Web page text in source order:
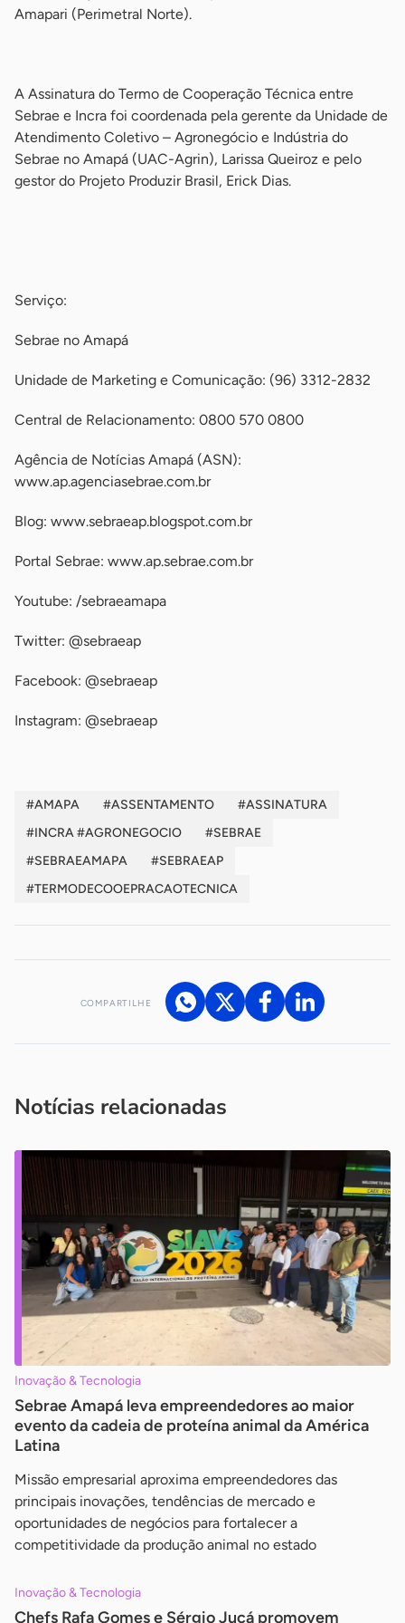
Amapari (Perimetral Norte).
A Assinatura do Termo de Cooperação Técnica entre
Sebrae e Incra foi coordenada pela gerente da Unidade de
Atendimento Coletivo – Agronegócio e Indústria do
Sebrae no Amapá (UAC-Agrin), Larissa Queiroz e pelo
gestor do Projeto Produzir Brasil, Erick Dias.
Serviço:
Sebrae no Amapá
Unidade de Marketing e Comunicação: (96) 3312-2832
Central de Relacionamento: 0800 570 0800
Agência de Notícias Amapá (ASN):
www.ap.agenciasebrae.com.br
Blog: www.sebraeap.blogspot.com.br
Portal Sebrae: www.ap.sebrae.com.br
Youtube: /sebraeamapa
Twitter: @sebraeap
Facebook: @sebraeap
Instagram: @sebraeap
#AMAPA #ASSENTAMENTO
#ASSINATURA
#INCRA #AGRONEGOCIO
#SEBRAE
#SEBRAEAMAPA
#SEBRAEAP
#TERMODECOOEPRACAOTECNICA
COMPARTILHE
Notícias relacionadas
Inovação & Tecnologia
Sebrae Amapá leva empreendedores ao maior
evento da cadeia de proteína animal da América
Latina
Missão empresarial aproxima empreendedores das
principais inovações, tendências de mercado e
oportunidades de negócios para fortalecer a
competitividade da produção animal no estado
Inovação & Tecnologia
Chefs Rafa Gomes e Sérgio Jucá promovem